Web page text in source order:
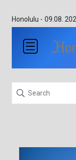
Honolulu - 09.08.